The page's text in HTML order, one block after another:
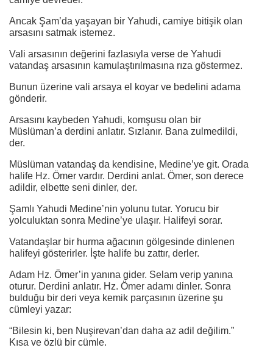
Ancak Şam’da yaşayan bir Yahudi, camiye bitişik olan
arsasını satmak istemez.
Vali arsasının değerini fazlasıyla verse de Yahudi
vatandaş arsasının kamulaştırılmasına rıza göstermez.
Bunun üzerine vali arsaya el koyar ve bedelini adama
gönderir.
Arsasını kaybeden Yahudi, komşusu olan bir
Müslüman’a derdini anlatır. Sızlanır. Bana zulmedildi,
der.
Müslüman vatandaş da kendisine, Medine’ye git. Orada
halife Hz. Ömer vardır. Derdini anlat. Ömer, son derece
adildir, elbette seni dinler, der.
Şamlı Yahudi Medine’nin yolunu tutar. Yorucu bir
yolculuktan sonra Medine’ye ulaşır. Halifeyi sorar.
Vatandaşlar bir hurma ağacının gölgesinde dinlenen
halifeyi gösterirler. İşte halife bu zattır, derler.
Adam Hz. Ömer’in yanına gider. Selam verip yanına
oturur. Derdini anlatır. Hz. Ömer adamı dinler. Sonra
bulduğu bir deri veya kemik parçasının üzerine şu
cümleyi yazar:
“Bilesin ki, ben Nuşirevan’dan daha az adil değilim.”
Kısa ve özlü bir cümle.